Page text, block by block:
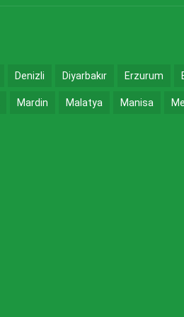
Denizli Diyarbakır Erzurum
Mardin Malatya Manisa